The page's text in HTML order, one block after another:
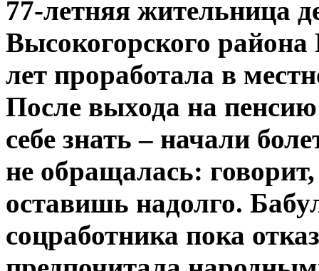
77-летняя жительница
Высокогорского
лет проработала в
После выхода на
себе знать – начали
не обращалась: говорит,
оставишь надолго.
соцработника пока